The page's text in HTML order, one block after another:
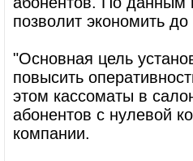
позволит экономить
"Основная цель
повысить
этом кассоматы в
абонентов с нулевой
компании.